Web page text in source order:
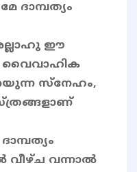
ദാമ്പത്യം
ഈ
വൈവാഹിക
സ്നേഹം,
വന്നാൽ